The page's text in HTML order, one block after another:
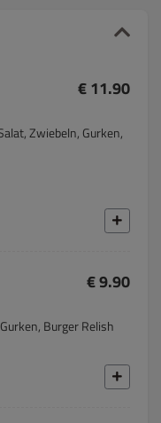
€ 11.90
Zwiebeln, Gurken,
€ 9.90
Burger Relish